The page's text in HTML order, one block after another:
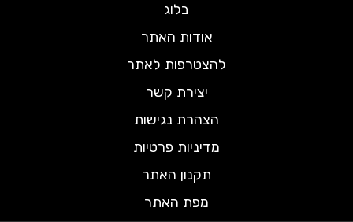
בלוג
אודות האתר
להצטרפות לאתר
יצירת קשר
הצהרת נגישות
מדיניות פרטיות
תקנון האתר
מפת האתר